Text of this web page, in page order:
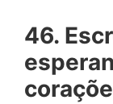
46.